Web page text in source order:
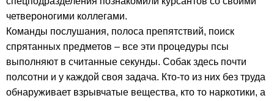
четвероногими коллегами.
Команды послушания, полоса препятствий, поиск
спрятанных предметов – все эти процедуры псы
выполняют в считанные секунды. Собак здесь почти
полсотни и у каждой своя задача. Кто-то из них без труда
обнаруживает взрывчатые вещества, кто то наркотики, а